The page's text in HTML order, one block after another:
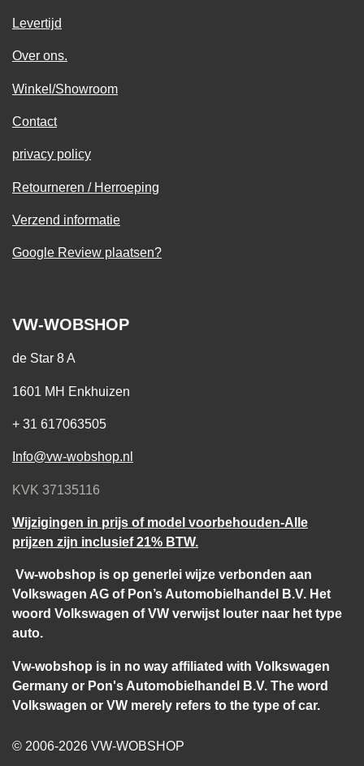
Levertijd
Over ons.
Winkel/Showroom
Contact
privacy policy
Retourneren / Herroeping
Verzend informatie
Google Review plaatsen?
VW-WOBSHOP
de Star 8 A
1601 MH Enkhuizen
+ 31 617063505
Info@vw-wobshop.nl
KVK 37135116
Wijzigingen in prijs of model voorbehouden-Alle
prijzen zijn inclusief 21% BTW.
Vw-wobshop is op generlei wijze verbonden aan
Volkswagen AG of Pon’s Automobielhandel B.V. Het
woord Volkswagen of VW verwijst louter naar het type
auto.
Vw-wobshop is in no way affiliated with Volkswagen
Germany or Pon's Automobielhandel B.V. The word
Volkswagen or VW merely refers to the type of car.
© 2006-2026 VW-WOBSHOP